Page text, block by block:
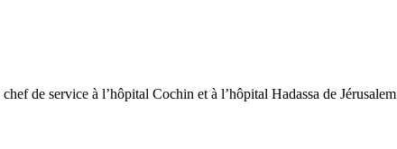
de service à l’hôpital Cochin et à l’hôpital Hadassa de Jérusalem